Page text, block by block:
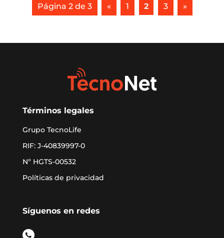
Página 2 de 3 « 1 2 3 »
Términos legales
Grupo TecnoLife
RIF: J-40839997-0
Nº HGTS-00532
Políticas de privacidad
Síguenos en redes